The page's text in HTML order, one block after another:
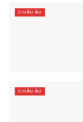
CHÂU ÂU
CHÂU ÂU